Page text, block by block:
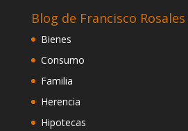
Blog de Francisco Rosales
Bienes
Consumo
Familia
Herencia
Hipotecas